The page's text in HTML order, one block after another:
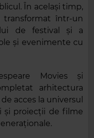
În același timp,
transformat într-un
de festival și a
și evenimente cu
Movies și
arhitectura
acces la universul
și proiecții de filme